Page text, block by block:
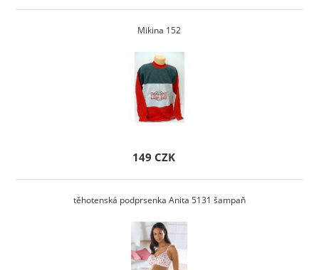
Mikina 152
149 CZK
těhotenská podprsenka Anita 5131 šampaň